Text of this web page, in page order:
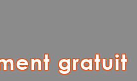
gratuit